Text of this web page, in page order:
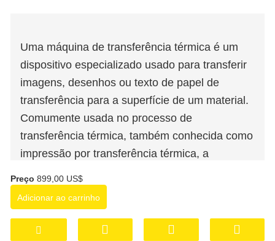
Uma máquina de transferência térmica é um
dispositivo especializado usado para transferir
imagens, desenhos ou texto de papel de
transferência para a superfície de um material.
Comumente usada no processo de
transferência térmica, também conhecida como
impressão por transferência térmica, a
tecnologia de impressão comum adequada
para uma variedade de materiais e produtos,
como roupas, telas, cerâmicas, metais e
Preço 899,00 US$
Adicionar ao carrinho